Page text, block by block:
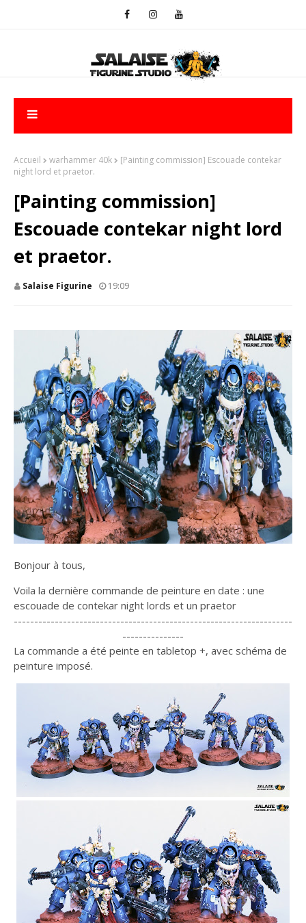
Accueil warhammer 40k
[Painting commission] Escouade contekar
night lord et praetor.
[Painting commission]
Escouade contekar night lord
et praetor.
Salaise Figurine 19:09
Bonjour à tous,
Voila la dernière commande de peinture en date : une
escouade de contekar night lords et un praetor
--------------------------------------------------------------------
---------------
La commande a été peinte en tabletop +, avec schéma de
peinture imposé.